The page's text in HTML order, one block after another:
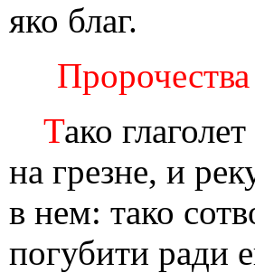
яко благ.
Тако
на грезне, и
в нем: тако
погубити ради